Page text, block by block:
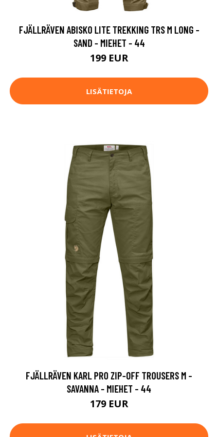
FJÄLLRÄVEN ABISKO LITE TREKKING TRS M LONG -
SAND - MIEHET - 44
199 EUR
LISÄTIETOJA
FJÄLLRÄVEN KARL PRO ZIP-OFF TROUSERS M -
SAVANNA - MIEHET - 44
179 EUR